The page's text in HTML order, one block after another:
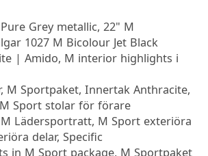
Grey metallic, 22" M
1027 M Bicolour Jet Black
| Amido, M interior highlights i
M Sportpaket, Innertak Anthracite,
Sport stolar för förare
Lädersportratt, M Sport exteriöra
delar, Specific
in M Sport package, M Sportpaket